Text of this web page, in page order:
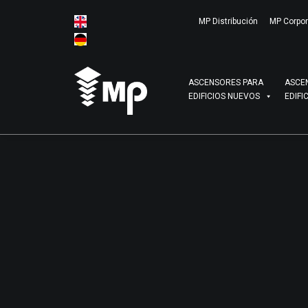
MP Distribución MP
ASCENSORES PARA
EDIFICIOS NUEVOS